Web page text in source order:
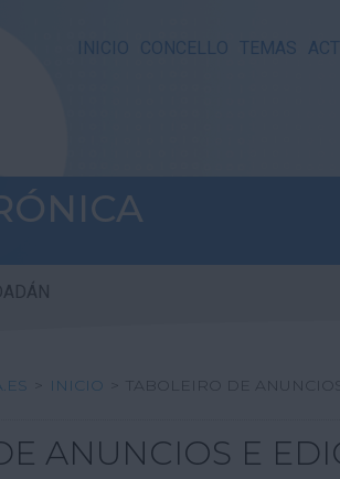
INICIO CONCELLO TEMAS
> INICIO > TABOLEIRO DE
ANUNCIOS E